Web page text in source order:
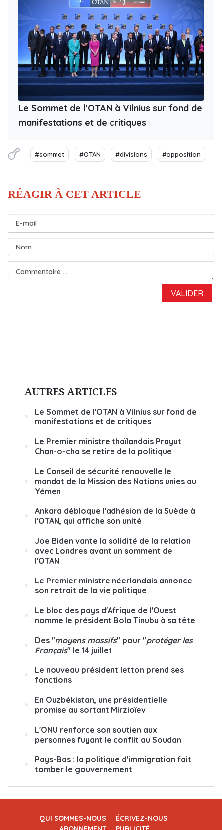
Le Sommet de l'OTAN à Vilnius sur fond de
manifestations et de critiques
#sommet #OTAN #divisions #opposition
AUTRES ARTICLES
Le Sommet de l'OTAN à Vilnius sur fond de
manifestations et de critiques
Le Premier ministre thaïlandais Prayut
Chan-o-cha se retire de la politique
Le Conseil de sécurité renouvelle le
mandat de la Mission des Nations unies au
Yémen
Ankara débloque l'adhésion de la Suède à
l'OTAN, qui affiche son unité
Joe Biden vante la solidité de la relation
avec Londres avant un somment de
l'OTAN
Le Premier ministre néerlandais annonce
son retrait de la vie politique
Le bloc des pays d'Afrique de l'Ouest
nomme le président Bola Tinubu à sa tête
Des "moyens massifs" pour "protéger les
Français" le 14 juillet
Le nouveau président letton prend ses
fonctions
En Ouzbékistan, une présidentielle
promise au sortant Mirzioïev
L'ONU renforce son soutien aux
personnes fuyant le conflit au Soudan
Pays-Bas : la politique d'immigration fait
tomber le gouvernement
QUI SOMMES-NOUS
ÉCRIVEZ-NOUS